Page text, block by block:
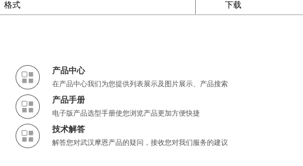
格式 下载
产品中心
在产品中心我们为您提供列表展示及图片展示、产品搜索
产品手册
电子版产品选型手册使您浏览产品更加方便快捷
技术解答
解答您对武汉摩恩产品的疑问，接收您对我们服务的建议